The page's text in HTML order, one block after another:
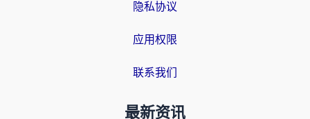
隐私协议
应用权限
联系我们
最新资讯